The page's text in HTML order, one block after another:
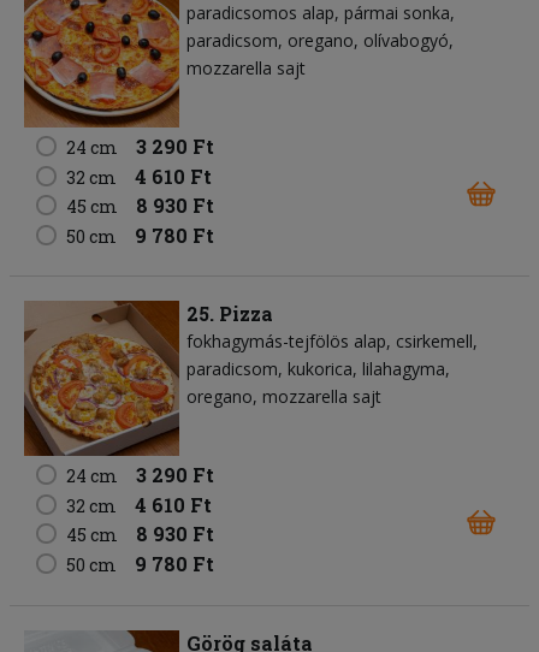
paradicsomos alap pármai sonka
paradicsom oregano olívabogyó
mozzarella sajt
24 cm 3 290 Ft
32 cm 4 610 Ft
45 cm 8 930 Ft
50 cm 9 780 Ft
25. Pizza
fokhagymás-tejfölös alap csirkemell
paradicsom kukorica lilahagyma
oregano mozzarella sajt
24 cm 3 290 Ft
32 cm 4 610 Ft
45 cm 8 930 Ft
50 cm 9 780 Ft
Görög saláta